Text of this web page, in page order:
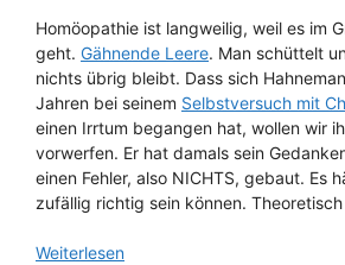
Homöopathie ist langweilig, weil es im
geht. Gähnende Leere. Man schüttelt
nichts übrig bleibt. Dass sich
Jahren bei seinem Selbstversuch mit
einen Irrtum begangen hat, wollen wir
vorwerfen. Er hat damals sein
einen Fehler, also NICHTS, gebaut. Es
zufällig richtig sein können.
Weiterlesen